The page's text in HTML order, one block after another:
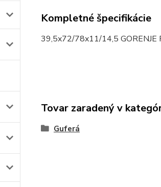
Kompletné špecifikácie
39,5x72/78x11/14,5 GORENJE
Tovar zaradený v
Guferá